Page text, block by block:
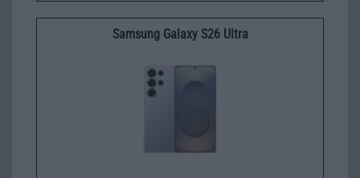
Samsung Galaxy S26 Ultra